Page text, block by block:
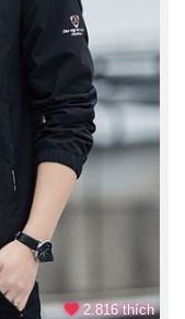
2.816 thích